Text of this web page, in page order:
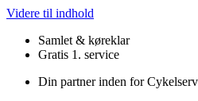
Videre til indhold
Samlet & køreklar
Gratis 1. service
Din partner inden for